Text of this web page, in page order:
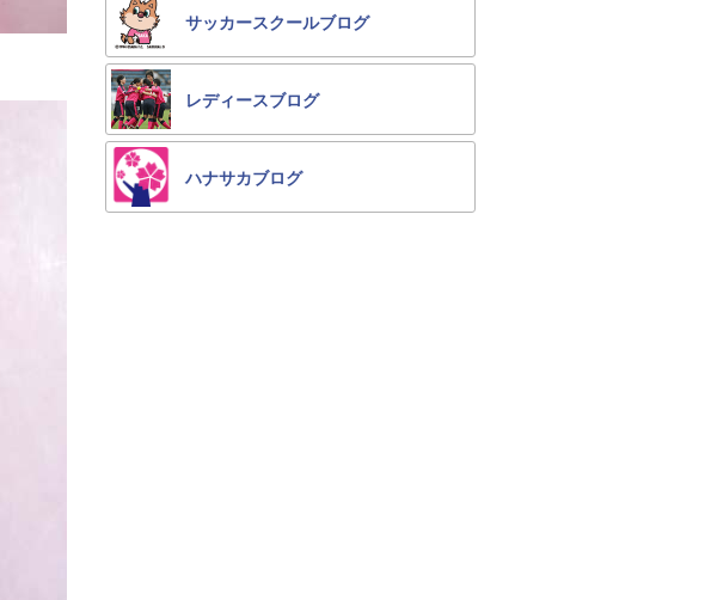
サッカースクールブログ
レディースブログ
ハナサカブログ